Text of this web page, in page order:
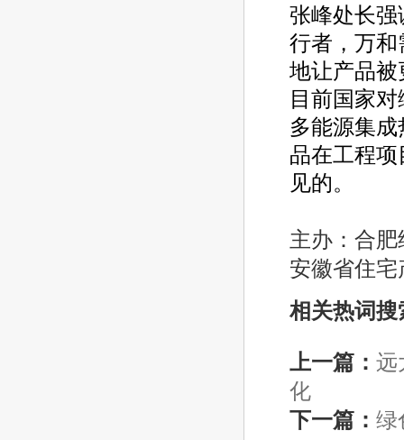
张峰处长
行者，万
地让产品
目前国家
多能源集
品在工程
见的。
主办：合
安徽省住
相关热词搜
上一篇： 远
化
下一篇： 绿